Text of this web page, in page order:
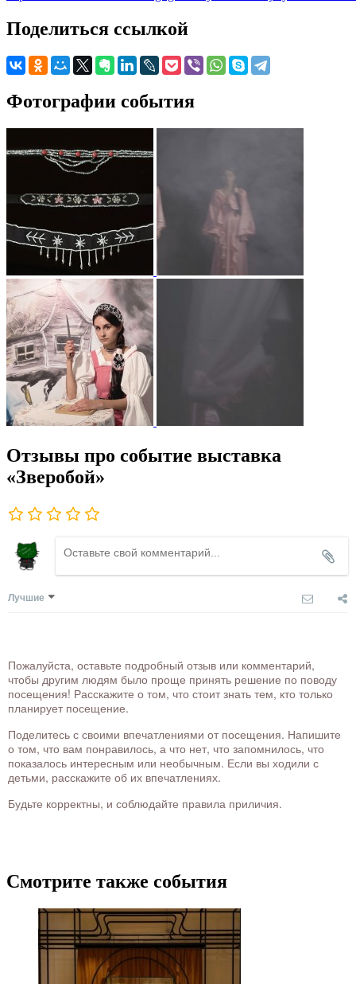
Поделиться ссылкой
Фотографии события
Отзывы про событие выставка
«Зверобой»
Лучшие
Пожалуйста, оставьте подробный отзыв или комментарий,
чтобы другим людям было проще принять решение по поводу
посещения! Расскажите о том, что стоит знать тем, кто только
планирует посещение.
Поделитесь с своими впечатлениями от посещения. Напишите
о том, что вам понравилось, а что нет, что запомнилось, что
показалось интересным или необычным. Если вы ходили с
детьми, расскажите об их впечатлениях.
Будьте корректны, и соблюдайте правила приличия.
Смотрите также события